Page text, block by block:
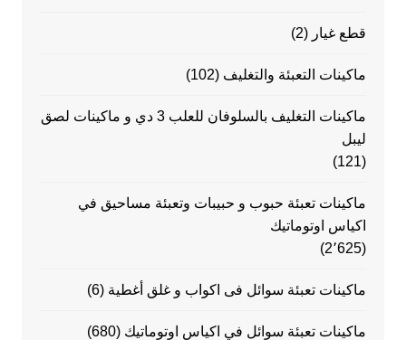
قطع غيار (2)
ماكينات التعبئة والتغليف (102)
ماكينات التغليف بالسلوفان للعلب 3 دي و ماكينات لصق
ليبل
(121)
ماكينات تعبئة حبوب و حبيبات وتعبئة مساحيق في
اكياس اوتوماتيك
(2٬625)
ماكينات تعبئة سوائل فى اكواب و غلق أغطية (6)
ماكينات تعبئة سوائل في اكياس اوتوماتيك (680)